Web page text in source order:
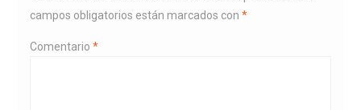
campos obligatorios están marcados con *
Comentario *